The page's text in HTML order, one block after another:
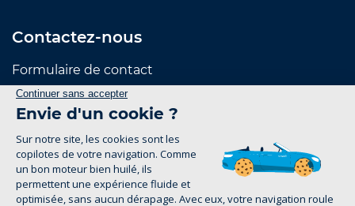
Contactez-nous
Formulaire de contact
Suivez-nous
Mentions Légales
Politique de confidentialité
1